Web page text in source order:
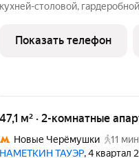
кухней-столовой,
на закрытый
с 2 спальнями -
Показать телефон
47,1 м² · 2-комнатные
Новые Черёмушки
11
НАМЕТКИН ТАУЭР, 4 квартал